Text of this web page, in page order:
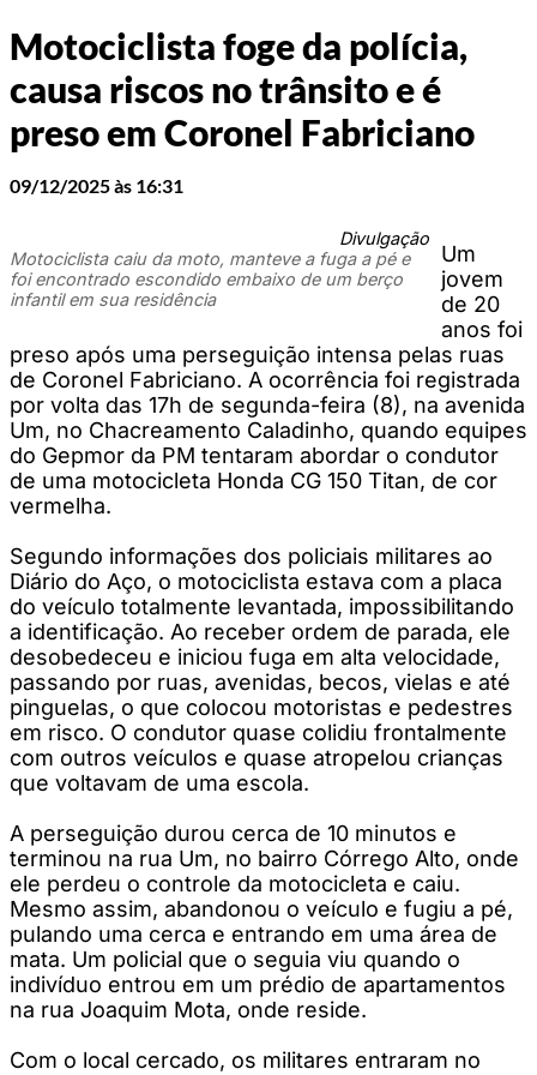
Motociclista foge da polícia,
causa riscos no trânsito e é
preso em Coronel Fabriciano
09/12/2025 às 16:31
Divulgação
Motociclista caiu da moto, manteve a fuga a pé e
foi encontrado escondido embaixo de um berço
infantil em sua residência
Um
jovem
de 20
anos foi
preso após uma perseguição intensa pelas ruas
de Coronel Fabriciano. A ocorrência foi registrada
por volta das 17h de segunda-feira (8), na avenida
Um, no Chacreamento Caladinho, quando equipes
do Gepmor da PM tentaram abordar o condutor
de uma motocicleta Honda CG 150 Titan, de cor
vermelha.
Segundo informações dos policiais militares ao
Diário do Aço, o motociclista estava com a placa
do veículo totalmente levantada, impossibilitando
a identificação. Ao receber ordem de parada, ele
desobedeceu e iniciou fuga em alta velocidade,
passando por ruas, avenidas, becos, vielas e até
pinguelas, o que colocou motoristas e pedestres
em risco. O condutor quase colidiu frontalmente
com outros veículos e quase atropelou crianças
que voltavam de uma escola.
A perseguição durou cerca de 10 minutos e
terminou na rua Um, no bairro Córrego Alto, onde
ele perdeu o controle da motocicleta e caiu.
Mesmo assim, abandonou o veículo e fugiu a pé,
pulando uma cerca e entrando em uma área de
mata. Um policial que o seguia viu quando o
indivíduo entrou em um prédio de apartamentos
na rua Joaquim Mota, onde reside.
Com o local cercado, os militares entraram no